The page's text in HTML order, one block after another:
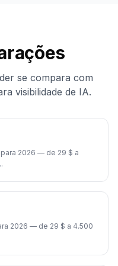
se compara com
visibilidade de IA.
2026 — de 29 $ a
2026 — de 29 $ a 4.500